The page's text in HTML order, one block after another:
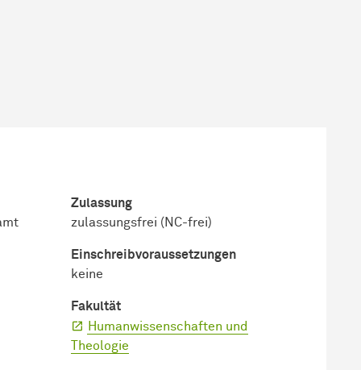
Zulassung
zulassungsfrei (NC-frei)
Einschreib­voraussetzungen
keine
Fakultät
Humanwissenschaften und
Theologie